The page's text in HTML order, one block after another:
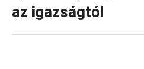
az igazságtól